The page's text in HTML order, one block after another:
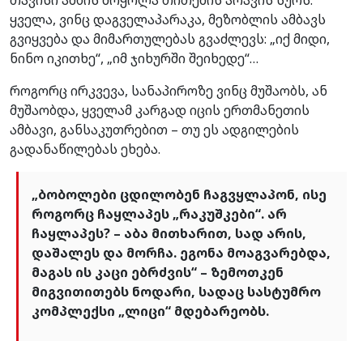
ყველა, ვინც დაგველაპარაკა, მეზობლის ამბავს
გვიყვება და მიმართულებას გვაძლევს: „იქ მიდი,
ნინო იკითხე“, „იმ ჯიხურში შეიხედე“…
როგორც ირკვევა, სანაპიროზე ვინც მუშაობს, ან
მუშაობდა, ყველამ კარგად იცის ერთმანეთის
ამბავი, განსაკუთრებით – თუ ეს ადგილების
გადანაწილებას ეხება.
„ბობოლები ცდილობენ ჩაგვყლაპონ, ისე
როგორც ჩაყლაპეს „რაკუშკები“. არ
ჩაყლაპეს? – აბა მითხარით, სად არის,
დაშალეს და მორჩა. ეგონა მოაგვარებდა,
მაგას ის კაცი ებრძვის“ – ზემოთკენ
მიგვითითებს ნოდარი, სადაც სასტუმრო
კომპლექსი „ლიცი“ მდებარეობს.